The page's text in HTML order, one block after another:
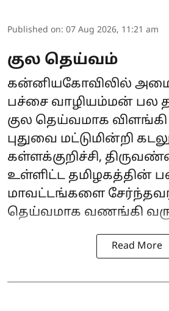
Published on: 07 Aug 2026, 11:21 am
குல தெய்வம்
கன்னியகோவிலில்
பச்சை வாழியம்மன் பல
குல தெய்வமாக விளங்கி
புதுவை மட்டுமின்றி
கள்ளக்குறிச்சி,
உள்ளிட்ட தமிழகத்தின்
மாவட்டங்களை
தெய்வமாக வணங்கி
Read More